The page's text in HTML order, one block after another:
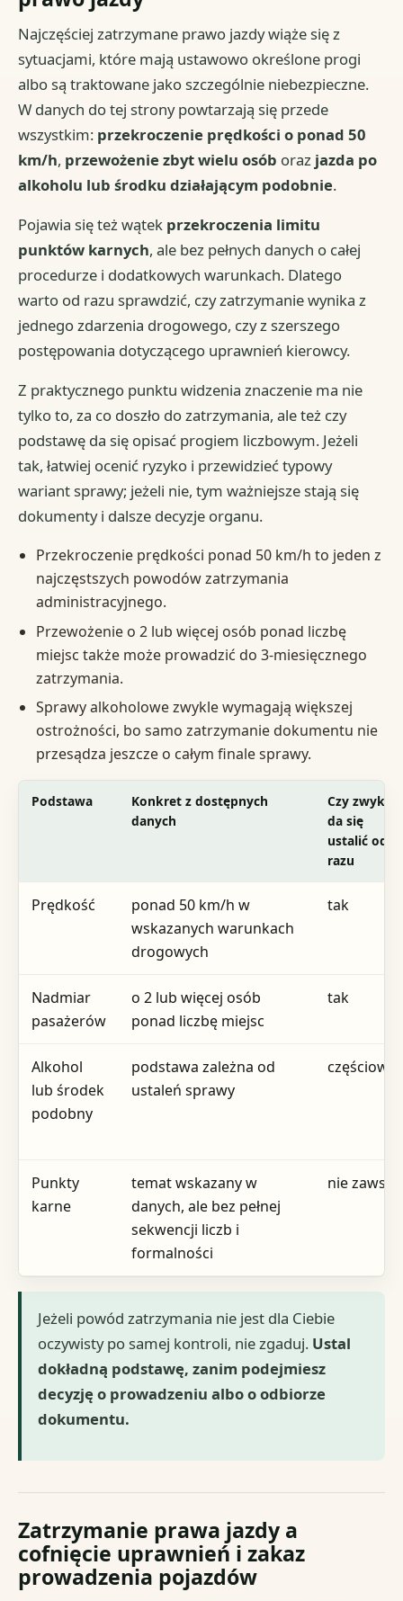
Najczęściej zatrzymane prawo jazdy wiąże się z
sytuacjami, które mają ustawowo określone progi
albo są traktowane jako szczególnie niebezpieczne.
W danych do tej strony powtarzają się przede
wszystkim: przekroczenie prędkości o ponad 50
km/h, przewożenie zbyt wielu osób oraz jazda po
alkoholu lub środku działającym podobnie.
Pojawia się też wątek przekroczenia limitu
punktów karnych, ale bez pełnych danych o całej
procedurze i dodatkowych warunkach. Dlatego
warto od razu sprawdzić, czy zatrzymanie wynika z
jednego zdarzenia drogowego, czy z szerszego
postępowania dotyczącego uprawnień kierowcy.
Z praktycznego punktu widzenia znaczenie ma nie
tylko to, za co doszło do zatrzymania, ale też czy
podstawę da się opisać progiem liczbowym. Jeżeli
tak, łatwiej ocenić ryzyko i przewidzieć typowy
wariant sprawy; jeżeli nie, tym ważniejsze stają się
dokumenty i dalsze decyzje organu.
Przekroczenie prędkości ponad 50 km/h to jeden z
najczęstszych powodów zatrzymania
administracyjnego.
Przewożenie o 2 lub więcej osób ponad liczbę
miejsc także może prowadzić do 3-miesięcznego
zatrzymania.
Sprawy alkoholowe zwykle wymagają większej
ostrożności, bo samo zatrzymanie dokumentu nie
przesądza jeszcze o całym finale sprawy.
Podstawa
Konkret z dostępnych
danych
Czy zwykle
da się
ustalić od
razu
Prędkość
ponad 50 km/h w
wskazanych warunkach
drogowych
tak
Nadmiar
pasażerów
o 2 lub więcej osób
ponad liczbę miejsc
tak
Alkohol
lub środek
podobny
podstawa zależna od
ustaleń sprawy
częściowo
Punkty
karne
temat wskazany w
danych, ale bez pełnej
sekwencji liczb i
formalności
nie zawsze
Jeżeli powód zatrzymania nie jest dla Ciebie
oczywisty po samej kontroli, nie zgaduj. Ustal
dokładną podstawę, zanim podejmiesz
decyzję o prowadzeniu albo o odbiorze
dokumentu.
Zatrzymanie prawa jazdy a
cofnięcie uprawnień i zakaz
prowadzenia pojazdów